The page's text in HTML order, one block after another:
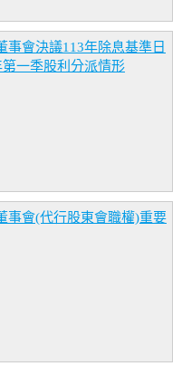
事會決議113年除息基準日
一季股利分派情形
事會(代行股東會職權)重要